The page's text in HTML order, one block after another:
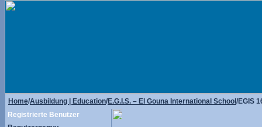
Home/Ausbildung | Education/E.G.I.S. – El Gouna International School /EGIS
Registrierte Benutzer